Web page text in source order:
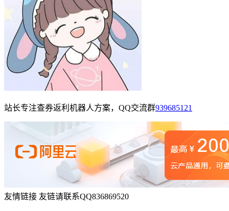
站长专注查券返利机器人方案，QQ交流群939685121
友情链接 友链请联系QQ836869520